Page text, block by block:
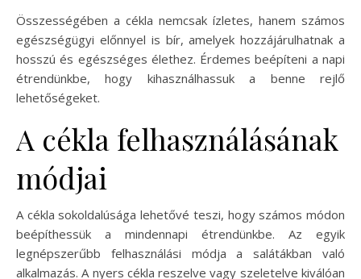
Összességében a cékla nemcsak ízletes, hanem számos
egészségügyi előnnyel is bír, amelyek hozzájárulhatnak a
hosszú és egészséges élethez. Érdemes beépíteni a napi
étrendünkbe, hogy kihasználhassuk a benne rejlő
lehetőségeket.
A cékla felhasználásának
módjai
A cékla sokoldalúsága lehetővé teszi, hogy számos módon
beépíthessük a mindennapi étrendünkbe. Az egyik
legnépszerűbb felhasználási módja a salátákban való
alkalmazás. A nyers cékla reszelve vagy szeletelve kiválóan